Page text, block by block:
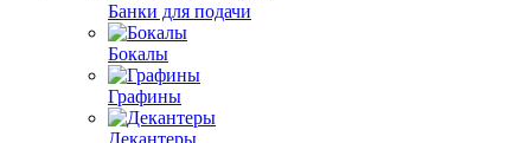
Банки для подачи
Бокалы
Графины
Декантеры